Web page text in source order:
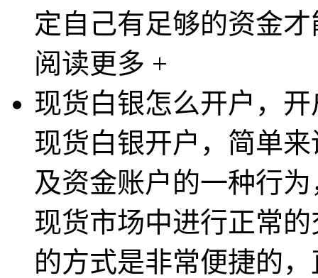
定自己有足够的资金
阅读更多 +
现货白银怎么开户，
现货白银开户，简单
及资金账户的一种行
现货市场中进行正常
的方式是非常便捷的